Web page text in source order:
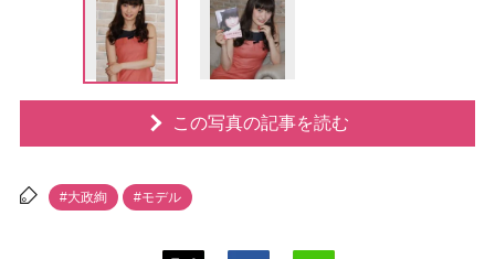
この写真の記事を読む
#大政絢 #モデル